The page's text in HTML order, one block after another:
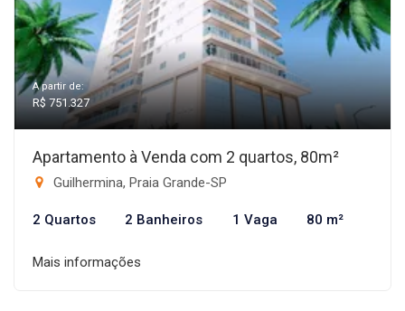
A partir de:
R$ 751.327
Apartamento à Venda com 2 quartos, 80m²
Guilhermina, Praia Grande-SP
2 Quartos 2 Banheiros 1 Vaga 80 m²
Mais informações